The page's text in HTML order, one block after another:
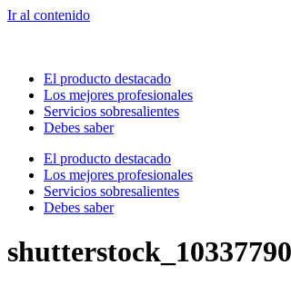
Ir al contenido
El producto destacado
Los mejores profesionales
Servicios sobresalientes
Debes saber
El producto destacado
Los mejores profesionales
Servicios sobresalientes
Debes saber